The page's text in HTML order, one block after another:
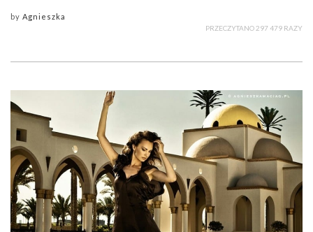
by Agnieszka
PRZECZYTANO 297 479 RAZY